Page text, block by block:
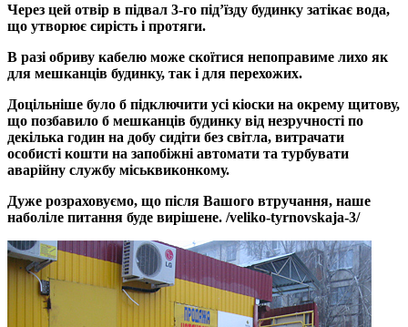
Через цей отвір в підвал 3-го під’їзду будинку затікає вода,
що утворює сирість і протяги.
В разі обриву кабелю може скоїтися непоправиме лихо як
для мешканців будинку, так і для перехожих.
Доцільніше було б підключити усі кіоски на окрему щитову,
що позбавило б мешканців будинку від незручності по
декілька годин на добу сидіти без світла, витрачати
особисті кошти на запобіжні автомати та турбувати
аварійну службу міськвиконкому.
Дуже розраховуємо, що після Вашого втручання, наше
наболіле питання буде вирішене. /veliko-tyrnovskaja-3/